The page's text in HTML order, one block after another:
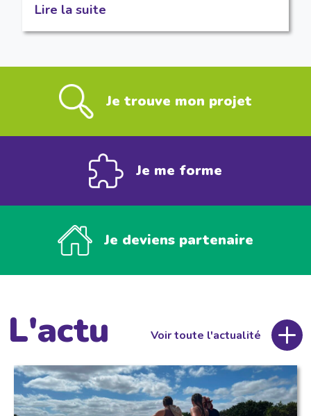
Lire la suite
Je trouve mon projet
Je me forme
Je deviens partenaire
L'actu Voir toute l'actualité